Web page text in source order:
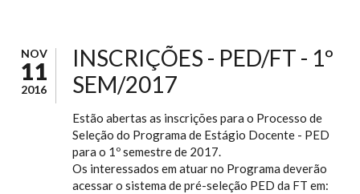
NOV
11
2016
INSCRIÇÕES - PED/FT - 1º
SEM/2017
Estão abertas as inscrições para o Processo de
Seleção do Programa de Estágio Docente - PED
para o 1º semestre de 2017.
Os interessados em atuar no Programa deverão
acessar o sistema de pré-seleção PED da FT em: